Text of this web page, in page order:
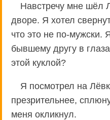
Навстречу мне шёл
дворе. Я хотел
что это не по-мужски.
бывшему другу в
этой куклой?
Я посмотрел на
презрительнее,
меня окликнул.